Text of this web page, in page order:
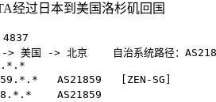
经过日本到美国洛杉矶回国
4837
-> 美国 -> 北京    自治系统路径：
AS21859   [ZEN-SG]
AS21859